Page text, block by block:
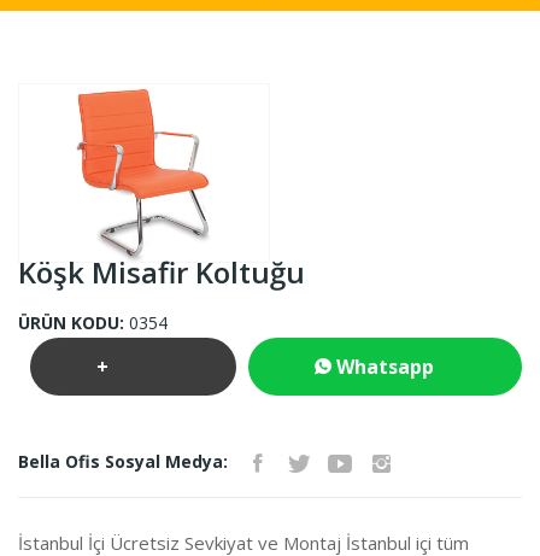
Köşk Misafir Koltuğu
ÜRÜN KODU: 0354
+ Whatsapp
Bella Ofis Sosyal Medya:
İstanbul İçi Ücretsiz Sevkiyat ve Montaj İstanbul içi tüm